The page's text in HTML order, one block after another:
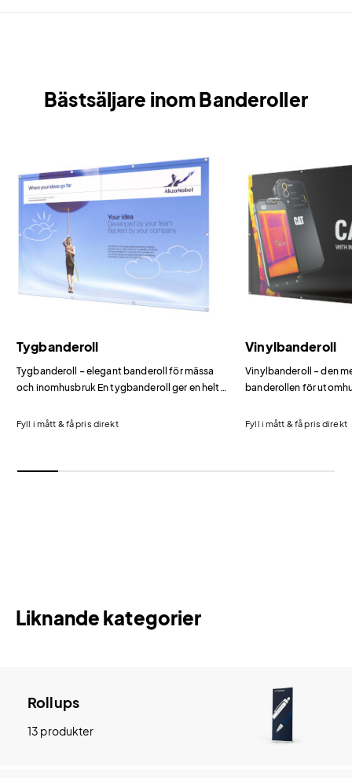
Bästsäljare inom Banderoller
Tygbanderoll
Tygbanderoll – elegant banderoll för mässa
och inomhusbruk En tygbanderoll ger en helt
Fyll i mått & få pris direkt
Vinylbanderoll
Vinylbanderoll – den
banderollen för
banderoll och passar i
Fyll i mått & få pris direkt
Liknande kategorier
Rollups
13 produkter